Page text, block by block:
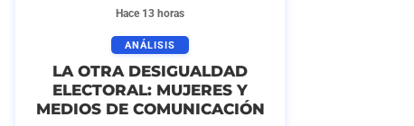
Hace 13 horas
ANÁLISIS
LA OTRA DESIGUALDAD
ELECTORAL: MUJERES Y
MEDIOS DE COMUNICACIÓN